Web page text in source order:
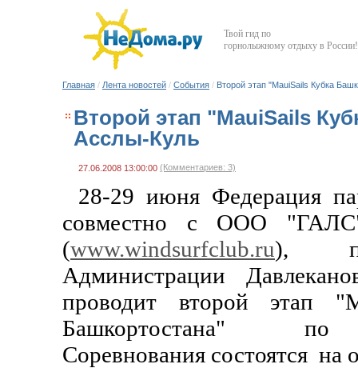
Твой гид по
горнолыжному отдыху в России!
Главная / Лента новостей / События / Второй этап "MauiSails Кубка
Второй этап "MauiSails
Асслы-Куль
27.06.2008 13:00:00 (Комментариев: 3)
28-29 июня Федерация
совместно с ООО
(www.windsurfclub.ru),
Администрации
проводит второй этап
Башкортостана" по
Соревнования состоятся на